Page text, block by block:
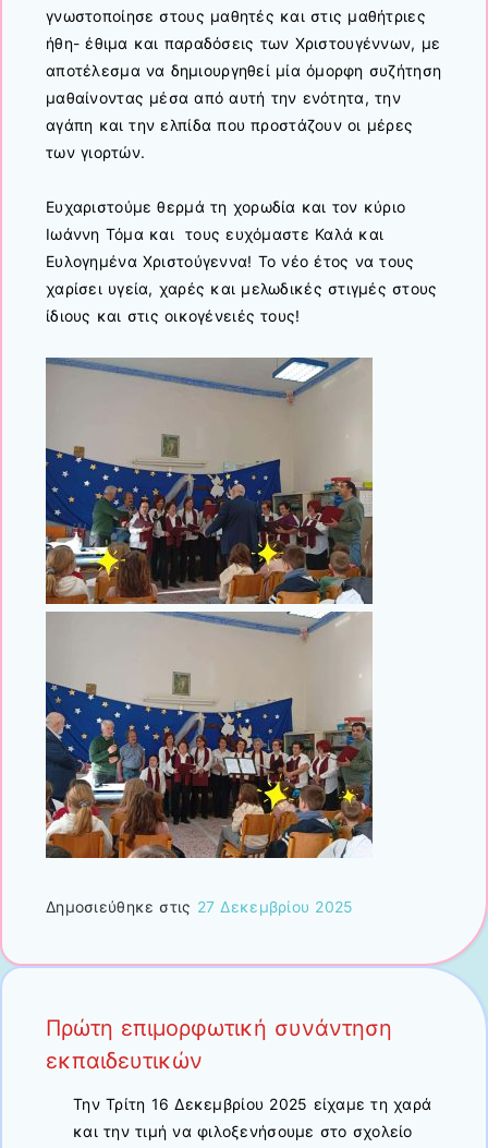
γνωστοποίησε στους μαθητές και στις μαθήτριες
ήθη- έθιμα και παραδόσεις των Χριστουγέννων, με
αποτέλεσμα να δημιουργηθεί μία όμορφη συζήτηση
μαθαίνοντας μέσα από αυτή την ενότητα, την
αγάπη και την ελπίδα που προστάζουν οι μέρες
των γιορτών.
Ευχαριστούμε θερμά τη χορωδία και τον κύριο
Ιωάννη Τόμα και τους ευχόμαστε Καλά και
Ευλογημένα Χριστούγεννα! Το νέο έτος να τους
χαρίσει υγεία, χαρές και μελωδικές στιγμές στους
ίδιους και στις οικογένειές τους!
Δημοσιεύθηκε στις 27 Δεκεμβρίου 2025
Πρώτη επιμορφωτική συνάντηση
εκπαιδευτικών
Την Τρίτη 16 Δεκεμβρίου 2025 είχαμε τη χαρά
και την τιμή να φιλοξενήσουμε στο σχολείο